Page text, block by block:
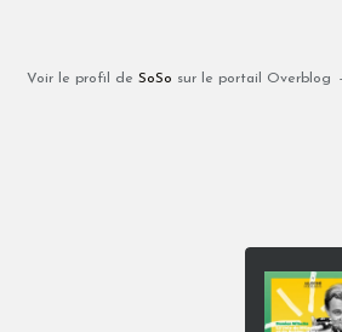
Voir le profil de SoSo sur le portail Overblog